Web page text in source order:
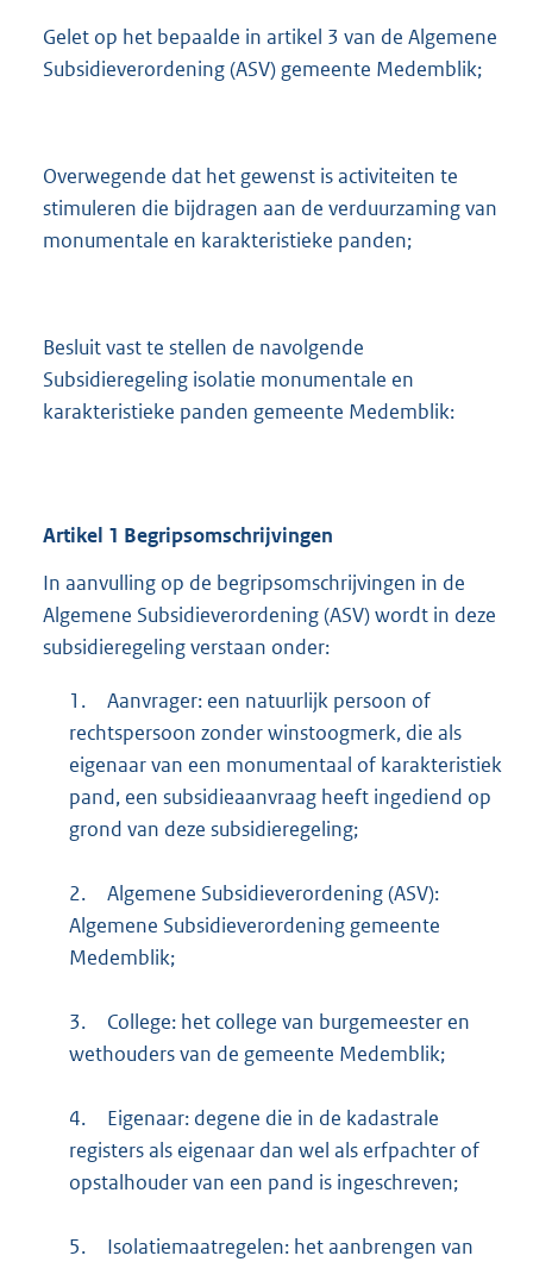
Gelet op het bepaalde in artikel 3 van de Algemene
Subsidieverordening (ASV) gemeente Medemblik;
Overwegende dat het gewenst is activiteiten te
stimuleren die bijdragen aan de verduurzaming van
monumentale en karakteristieke panden;
Besluit vast te stellen de navolgende
Subsidieregeling isolatie monumentale en
karakteristieke panden gemeente Medemblik:
Artikel 1 Begripsomschrijvingen
In aanvulling op de begripsomschrijvingen in de
Algemene Subsidieverordening (ASV) wordt in deze
subsidieregeling verstaan onder:
1.
Aanvrager: een natuurlijk persoon of
rechtspersoon zonder winstoogmerk, die als
eigenaar van een monumentaal of karakteristiek
pand, een subsidieaanvraag heeft ingediend op
grond van deze subsidieregeling;
2.
Algemene Subsidieverordening (ASV):
Algemene Subsidieverordening gemeente
Medemblik;
3.
College: het college van burgemeester en
wethouders van de gemeente Medemblik;
4.
Eigenaar: degene die in de kadastrale
registers als eigenaar dan wel als erfpachter of
opstalhouder van een pand is ingeschreven;
5.
Isolatiemaatregelen: het aanbrengen van